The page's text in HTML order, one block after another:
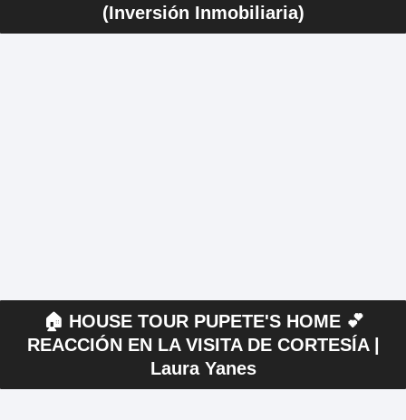
(Inversión Inmobiliaria)
🏠 HOUSE TOUR PUPETE'S HOME 💕
REACCIÓN EN LA VISITA DE CORTESÍA |
Laura Yanes